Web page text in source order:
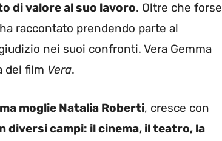
di valore al suo lavoro. Oltre che forse
raccontato prendendo parte al
nei suoi confronti. Vera Gemma
del film Vera.
moglie Natalia Roberti, cresce con
diversi campi: il cinema, il teatro, la